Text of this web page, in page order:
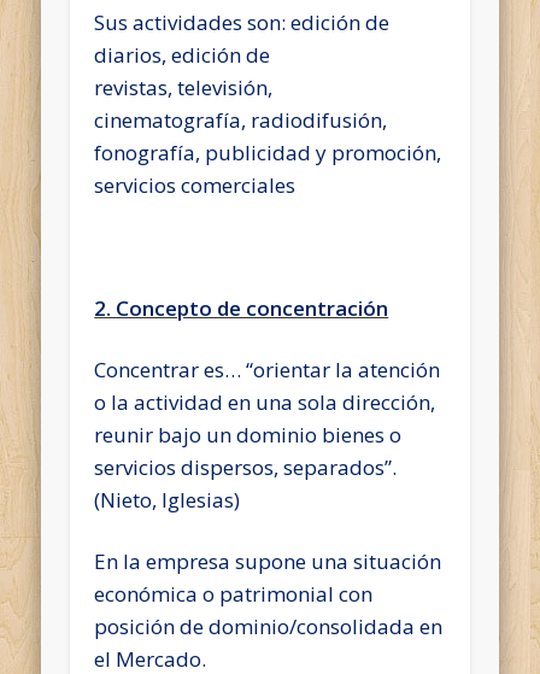
Sus actividades son:edición de
diarios,edición de
revistas,televisión,
cinematografía, radiodifusión,
fonografía, publicidad y promoción,
servicios comerciales
2. Concepto de concentración
Concentrar es…“orientar la atención
o la actividad en una sola dirección,
reunir bajo un dominio bienes o
servicios dispersos, separados”.
(Nieto, Iglesias)
En la empresa supone una situación
económica o patrimonial con
posición de dominio/consolidada en
el Mercado.